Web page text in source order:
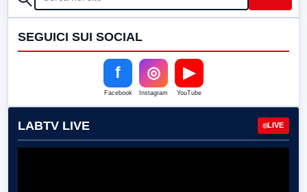
SEGUICI SUI SOCIAL
f
Facebook
◎
Instagram
▶
YouTube
LABTV LIVE LIVE